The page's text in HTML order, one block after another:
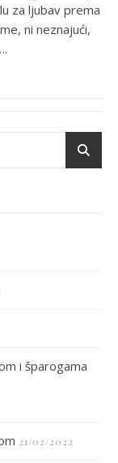
za ljubav prema
ni neznajući,
i šparogama
21/02/2022